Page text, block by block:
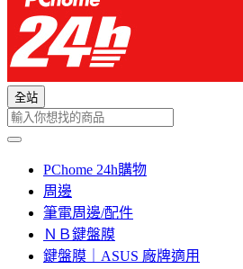
全站
PChome 24h購物
周邊
筆電周邊/配件
ＮＢ鍵盤膜
鍵盤膜｜ASUS 廠牌適用